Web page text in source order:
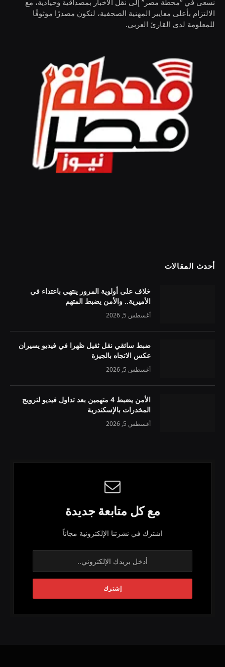
الالتزام بأعلى معايير المهنية الصحفية، لنكون مصدرًا موثوقًا
للمعلومة لدى القارئ العربي.
أحدث المقالات
خلاف على أولوية المرور ينتهي باعتداء في
الأميرية.. والأمن يضبط المتهم
أغسطس 5, 2026
ضبط سائقي نقل ثقيل ظهرا في فيديو يسيران
عكس الاتجاه بالجيزة
أغسطس 5, 2026
الأمن يضبط 4 متهمين بعد تداول فيديو لترويج
المخدرات بالإسكندرية
أغسطس 5, 2026
مع كل متابعة جديدة
اشترك في نشرتنا الإلكترونية مجاناً